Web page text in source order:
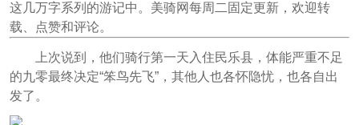
这几万字系列的游记中。美骑网每周二固定更新，欢迎转
载、点赞和评论。
上次说到，他们骑行第一天入住民乐县，体能严重不足
的九零最终决定“笨鸟先飞”，其他人也各怀隐忧，也各自出
发了。